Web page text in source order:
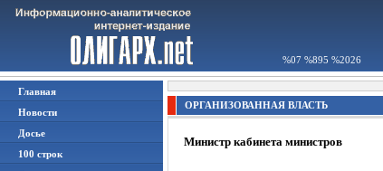
%07 %895 %2026
Главная
Новости
Досье
100 строк
ОРГАНИЗОВАННАЯ ВЛАСТЬ
Министр кабинета министров